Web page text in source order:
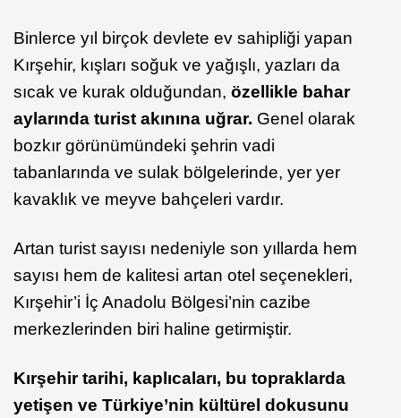
Binlerce yıl birçok devlete ev sahipliği yapan
Kırşehir, kışları soğuk ve yağışlı, yazları da
sıcak ve kurak olduğundan, özellikle bahar
aylarında turist akınına uğrar. Genel olarak
bozkır görünümündeki şehrin vadi
tabanlarında ve sulak bölgelerinde, yer yer
kavaklık ve meyve bahçeleri vardır.
Artan turist sayısı nedeniyle son yıllarda hem
sayısı hem de kalitesi artan otel seçenekleri,
Kırşehir’i İç Anadolu Bölgesi’nin cazibe
merkezlerinden biri haline getirmiştir.
Kırşehir tarihi, kaplıcaları, bu topraklarda
yetişen ve Türkiye’nin kültürel dokusunu